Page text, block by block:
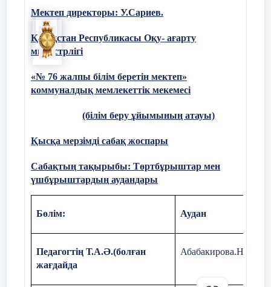
Мектеп директоры: У.Сариев.
Қазақстан Республикасы Оқу- ағарту
министрлігі
«№ 76 жалпы білім беретін мектеп»
коммуналдық мемлекеттік мекемесі
(білім беру ұйымының атауы)
Қысқа мерзімді сабақ жоспары
Сабақтың тақырыбы: Төртбұрыштар мен
үшбұрыштардың аудандары
Бөлім: Аудан
Педагогтің Т.А.Ә.(болған
жағдайда
Абабакирова.Н.Х